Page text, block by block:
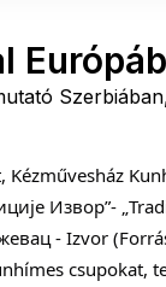
Извор”-
- Izvor
csupokat,